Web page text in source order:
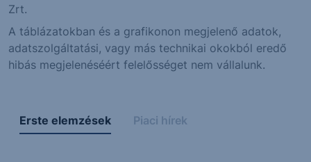
Zrt.
A táblázatokban és a grafikonon megjelenő adatok,
adatszolgáltatási, vagy más technikai okokból eredő
hibás megjelenéséért felelősséget nem vállalunk.
Erste elemzések Piaci hírek